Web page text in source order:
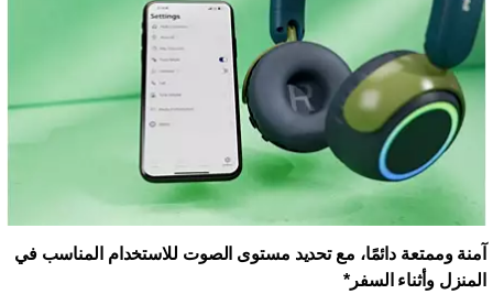
آمنة وممتعة دائمًا، مع تحديد مستوى الصوت للاستخدام المناسب في
المنزل وأثناء السفر*